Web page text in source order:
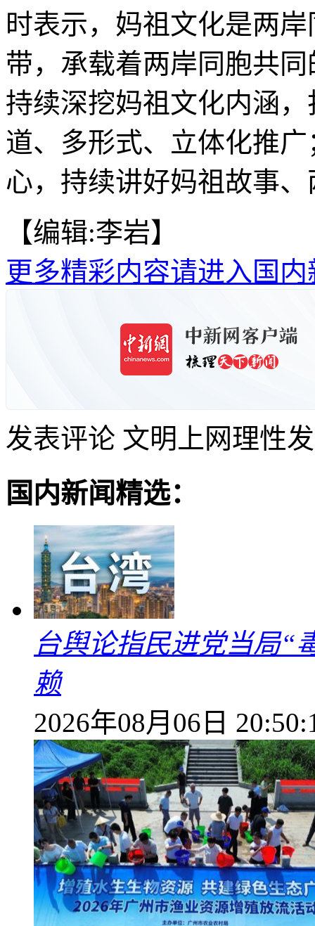
时表示，妈祖文化是两
带，承载着两岸同胞共
持续深挖妈祖文化内涵
道、多形式、立体化推
心，持续讲好妈祖故事
【编辑:李岩】
更多精彩内容请进入国内
发表评论 文明上网理性
国内新闻精选：
台舆论指民进党当局“
赖
2026年08月06日